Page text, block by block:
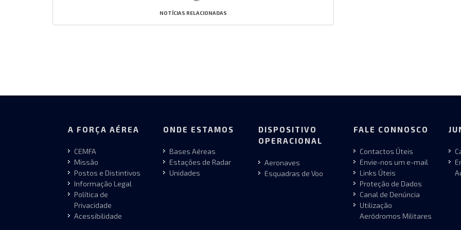
NOTÍCIAS RELACIONADAS
A FORÇA AÉREA
CEMFA
Missão
Postos e Distintivos
Informação Legal
Política de
Privacidade
Acessibilidade
ONDE ESTAMOS
Bases Aéreas
Estações de Radar
Unidades
DISPOSITIVO
OPERACIONAL
Aeronaves
Esquadras de Voo
FALE CONNOSCO
Contactos Úteis
Envie-nos um e-mail
Links Úteis
Proteção de Dados
Canal de Denúncia
Utilização
Aeródromos Militares